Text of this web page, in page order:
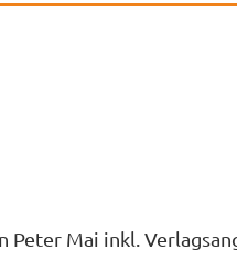
Mai inkl.